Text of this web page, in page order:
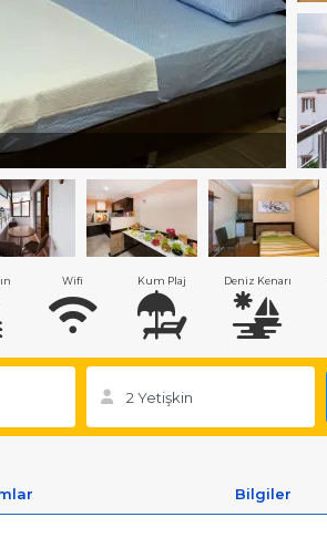
Wifi Kum Plaj Deniz Kenarı
Bilgiler